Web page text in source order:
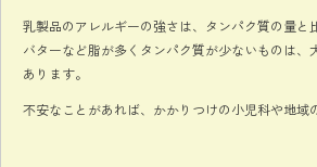
乳製品のアレルギーの強さは、タンパク質の量と
バターなど脂が多くタンパク質が少ないものは
あります。
不安なことがあれば、かかりつけの小児科や地